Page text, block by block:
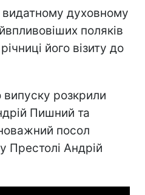
духовному
поляків
його візиту до
випуску розкрили
Пишний та
посол
Престолі Андрій